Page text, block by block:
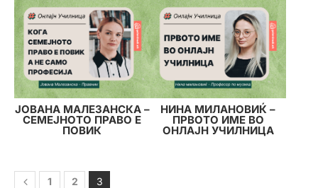
ЈОВАНА МАЛЕЗАНСКА –
СЕМЕЈНОТО ПРАВО Е
ПОВИК
НИНА МИЛАНОВИЌ –
ПРВОТО ИМЕ ВО
ОНЛАЈН УЧИЛНИЦА
1 2 3